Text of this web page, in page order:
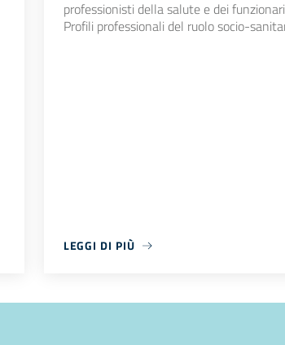
professionisti della salute e dei
Profili professionali del ruolo socio-
LEGGI DI PIÙ